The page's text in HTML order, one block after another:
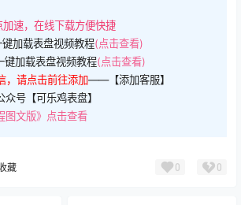
加速，在线下载方便快捷
加载表盘视频教程(点击查看)
加载表盘视频教程(点击查看)
，请点击前往添加——【添加客服】
号【可乐鸡表盘】
图文版》点击查看
藏 0 0